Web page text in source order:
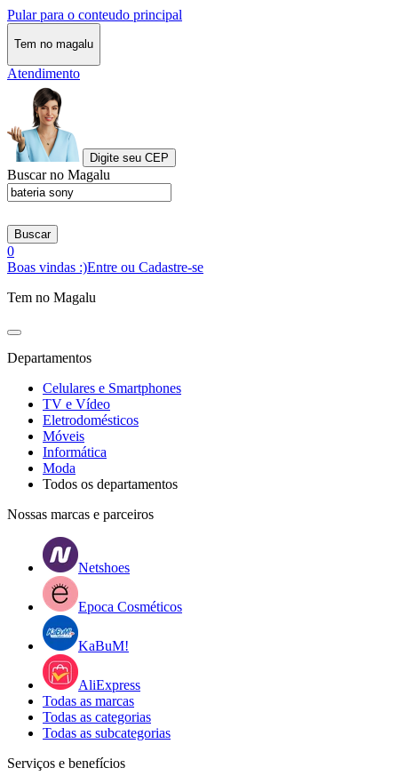
Pular para o conteudo principal
Tem no magalu
Atendimento
Digite seu CEP
Buscar no Magalu
Buscar
0
Boas vindas :)Entre ou Cadastre-se
Tem no Magalu
Departamentos
Celulares e Smartphones
TV e Vídeo
Eletrodomésticos
Móveis
Informática
Moda
Todos os departamentos
Nossas marcas e parceiros
Netshoes
Epoca Cosméticos
KaBuM!
AliExpress
Todas as marcas
Todas as categorias
Todas as subcategorias
Serviços e benefícios